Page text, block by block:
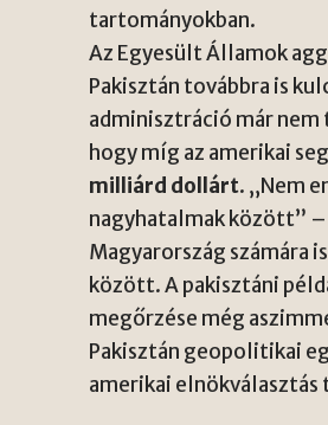
tartományokban.
Az Egyesült Államok
Pakisztán továbbra is
adminisztráció már
hogy míg az amerikai
milliárd dollárt. „Nem
nagyhatalmak között”
Magyarország számára
között. A pakisztáni
megőrzése még
Pakisztán geopolitikai
amerikai